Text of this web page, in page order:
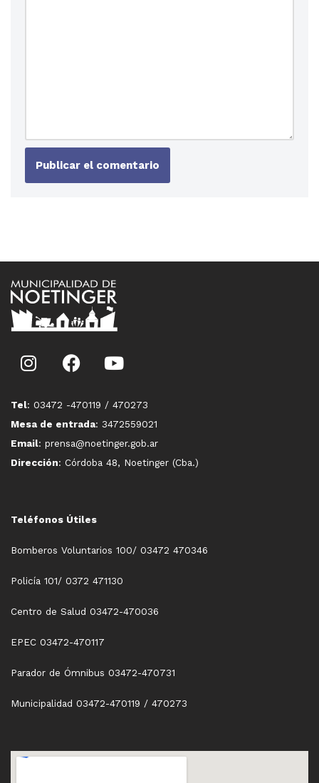
Tel: 03472 -470119 / 470273
Mesa de entrada: 3472559021
Email: prensa@noetinger.gob.ar
Dirección: Córdoba 48, Noetinger (Cba.)
Teléfonos Útiles
Bomberos Voluntarios 100/ 03472 470346
Policía 101/ 0372 471130
Centro de Salud 03472-470036
EPEC 03472-470117
Parador de Ómnibus 03472-470731
Municipalidad 03472-470119 / 470273